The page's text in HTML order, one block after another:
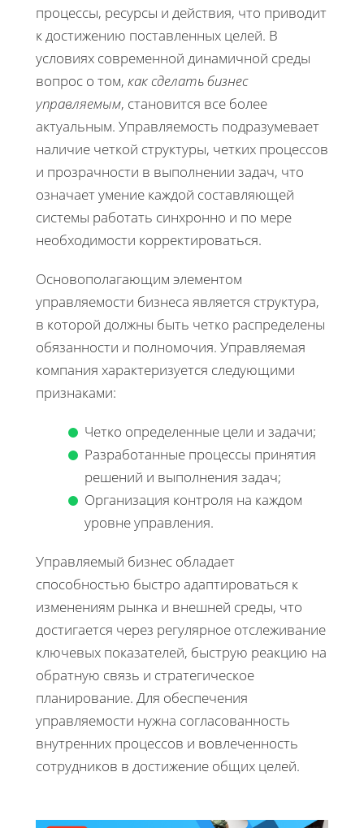
процессы, ресурсы и действия, что приводит
к достижению поставленных целей. В
условиях современной динамичной среды
вопрос о том, как сделать бизнес
управляемым, становится все более
актуальным. Управляемость подразумевает
наличие четкой структуры, четких процессов
и прозрачности в выполнении задач, что
означает умение каждой составляющей
системы работать синхронно и по мере
необходимости корректироваться.
Основополагающим элементом
управляемости бизнеса является структура,
в которой должны быть четко распределены
обязанности и полномочия. Управляемая
компания характеризуется следующими
признаками:
Четко определенные цели и задачи;
Разработанные процессы принятия
решений и выполнения задач;
Организация контроля на каждом
уровне управления.
Управляемый бизнес обладает
способностью быстро адаптироваться к
изменениям рынка и внешней среды, что
достигается через регулярное отслеживание
ключевых показателей, быструю реакцию на
обратную связь и стратегическое
планирование. Для обеспечения
управляемости нужна согласованность
внутренних процессов и вовлеченность
сотрудников в достижение общих целей.